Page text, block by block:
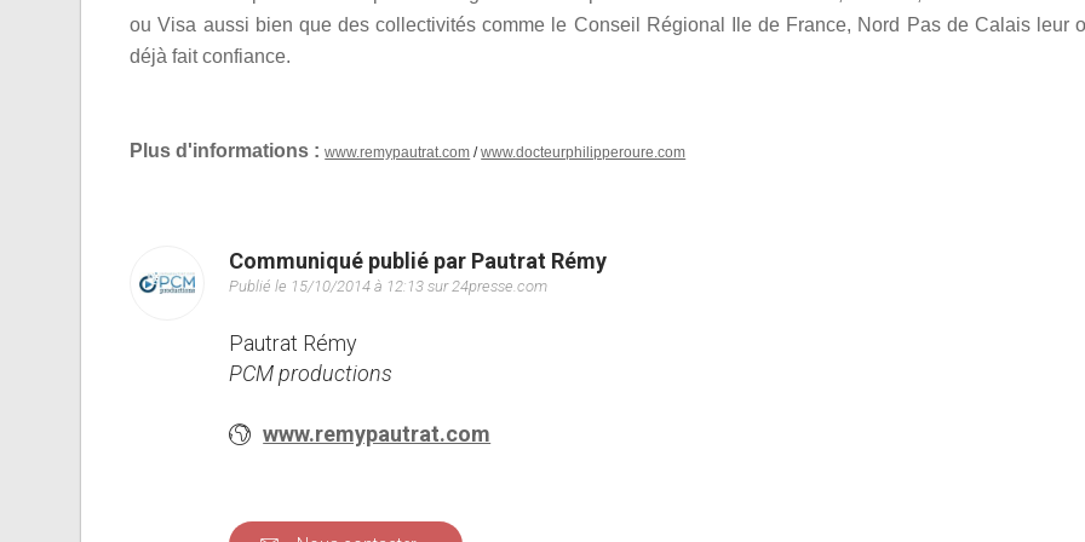
ou Visa aussi bien que des collectivités comme le Conseil Régional Ile de France, Nord Pas de Calais leur
déjà fait confiance.
Plus d'informations : www.remypautrat.com /www.docteurphilipperoure.com
Communiqué publié par Pautrat Rémy
Publié le 15/10/2014 à 12:13 sur 24presse.com
Pautrat Rémy
PCM productions
www.remypautrat.com